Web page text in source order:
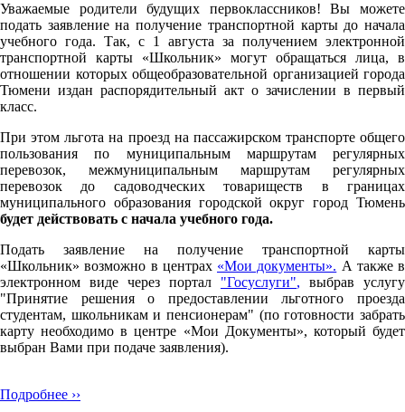
Уважаемые родители будущих первоклассников! Вы можете
подать заявление на получение транспортной карты до начала
учебного года. Так, с 1 августа за получением электронной
транспортной карты «Школьник» могут обращаться лица, в
отношении которых общеобразовательной организацией города
Тюмени издан распорядительный акт о зачислении в первый
класс.
При этом льгота на проезд на пассажирском транспорте общего
пользования по муниципальным маршрутам регулярных
перевозок, межмуниципальным маршрутам регулярных
перевозок до садоводческих товариществ в границах
муниципального образования городской округ город Тюмень
будет действовать с начала учебного года.
Подать заявление на получение транспортной карты
«Школьник» возможно в центрах «Мои документы». А также в
электронном виде через портал "Госуслуги", выбрав услугу
"Принятие решения о предоставлении льготного проезда
студентам, школьникам и пенсионерам" (по готовности забрать
карту необходимо в центре «Мои Документы», который будет
выбран Вами при подаче заявления).
Подробнее ››